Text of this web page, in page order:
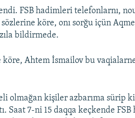
FSB hadimleri telefonlarnı,
köre, onı sorğu içün
bildirmede.
Ahtem İsmailov bu
olmağan kişiler azbarıma sürip
Saat 7-ni 15 daqqa keçkende